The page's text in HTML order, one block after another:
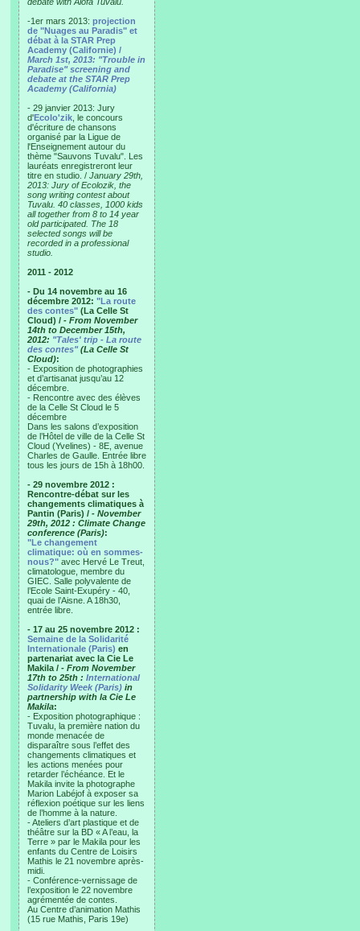
-1er mars 2013: projection
de "Nuages au Paradis" et
débat à la STAR Prep
Academy (Californie) /
March 1st, 2013: "Trouble in
Paradise" screening and
debate at the STAR Prep
Academy (California)
- 29 janvier 2013: Jury
d'Ecolo'zik , le concours
d'écriture de chansons
organisé par la Ligue de
l'Enseignement autour du
thème "Sauvons Tuvalu". Les
lauréats enregistreront leur
titre en studio. / January 29th,
2013: Jury of Ecolozik, the
song writing contest about
Tuvalu. 40 classes, 1000 kids
all together from 8 to 14 year
old participated. The 18
selected songs will be
recorded in a professional
studio.
2011 - 2012
- Du 14 novembre au 16
décembre 2012: "La route
des contes" (La Celle St
Cloud) / - From November
14th to December 15th,
2012: "Tales' trip - La route
des contes"(La Celle St
Cloud):
- Exposition de photographies
et d’artisanat jusqu’au 12
décembre.
- Rencontre avec des élèves
de la Celle St Cloud le 5
décembre
Dans les salons d’exposition
de l’Hôtel de ville de la Celle St
Cloud (Yvelines) - 8E, avenue
Charles de Gaulle. Entrée libre
tous les jours de 15h à 18h00.
- 29 novembre 2012 :
Rencontre-débat sur les
changements climatiques à
Pantin (Paris) / - November
29th, 2012 : Climate Change
conference (Paris):
"Le changement
climatique: où en sommes-
nous?" avec Hervé Le Treut,
climatologue, membre du
GIEC. Salle polyvalente de
l’Ecole Saint-Exupéry - 40,
quai de l’Aisne. A 18h30,
entrée libre.
- 17 au 25 novembre 2012 :
Semaine de la Solidarité
Internationale (Paris) en
partenariat avec la Cie Le
Makila / - From November
17th to 25th : International
Solidarity Week (Paris) in
partnership with la Cie Le
Makila:
- Exposition photographique :
Tuvalu, la première nation du
monde menacée de
disparaître sous l’effet des
changements climatiques et
les actions menées pour
retarder l’échéance. Et le
Makila invite la photographe
Marion Labéjof à exposer sa
réflexion poétique sur les liens
de l’homme à la nature.
- Ateliers d’art plastique et de
théâtre sur la BD « A l’eau, la
Terre » par le Makila pour les
enfants du Centre de Loisirs
Mathis le 21 novembre après-
midi.
- Conférence-vernissage de
l’exposition le 22 novembre
agrémentée de contes.
Au Centre d’animation Mathis
(15 rue Mathis, Paris 19e)